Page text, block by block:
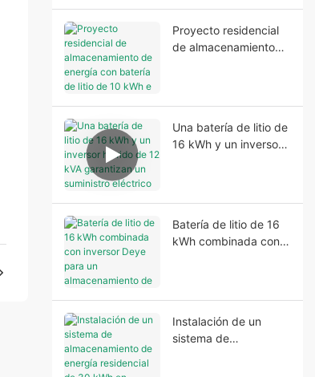
para proporcionar
energía de respaldo
Proyecto residencial
de almacenamiento
Una batería de litio de
16 kWh y un inversor
Batería de litio de 16
kWh combinada con
Instalación de un
sistema de